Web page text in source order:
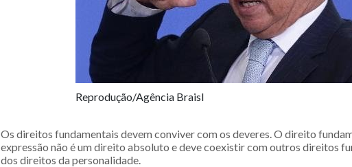
Reprodução/Agência Braisl
Os direitos fundamentais devem conviver com os deveres. O direito
expressão não é um direito absoluto e deve coexistir com outros direitos
dos direitos da personalidade.